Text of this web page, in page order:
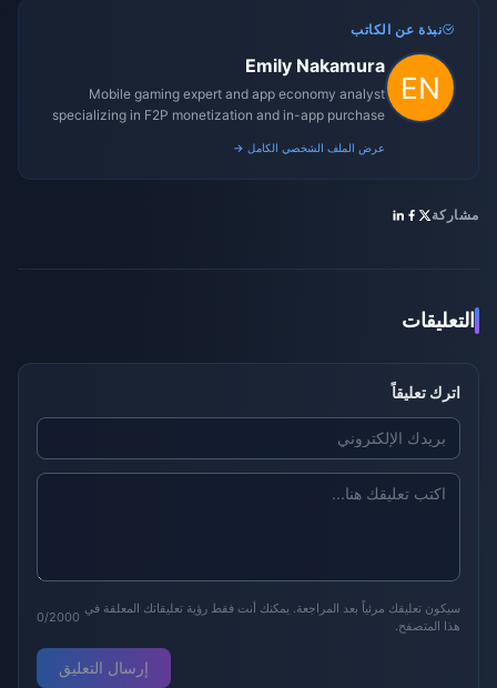
نبذة عن الكاتب
Emily Nakamura
Mobile gaming expert and app economy analyst
specializing in F2P monetization and in-app purchase
عرض الملف الشخصي الكامل →
مشاركة
التعليقات
اترك تعليقاً
سيكون تعليقك مرئياً بعد المراجعة. يمكنك أنت فقط رؤية تعليقاتك المعلقة في
هذا المتصفح.
0/2000
إرسال التعليق